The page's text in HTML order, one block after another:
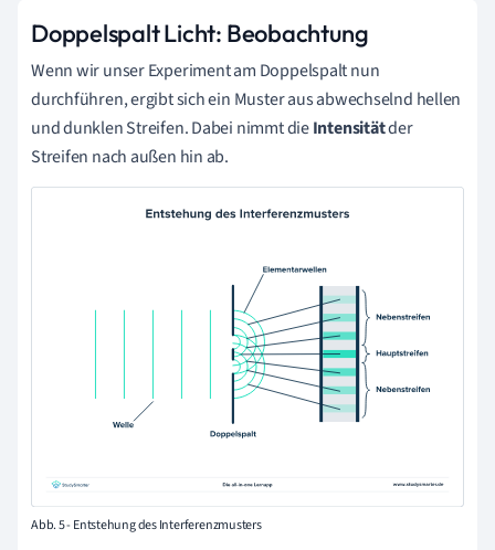
Doppelspalt Licht: Beobachtung
Wenn wir unser Experiment am Doppelspalt nun
durchführen, ergibt sich ein Muster aus abwechselnd hellen
und dunklen Streifen. Dabei nimmt dieIntensitätder
Streifen nach außen hin ab.
Abb. 5 - Entstehung des Interferenzmusters